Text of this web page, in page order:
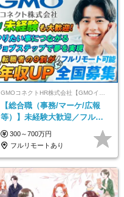
【総合職（事務/マーケ/広報
等）】未経験大歓迎／フルリ
モ可で全国募集！年収アップ
多数★年休最大130日★
300～700万円
フルリモートあり